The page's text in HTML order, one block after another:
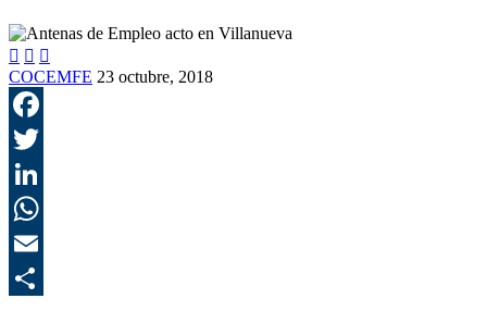
  
COCEMFE 23 octubre, 2018